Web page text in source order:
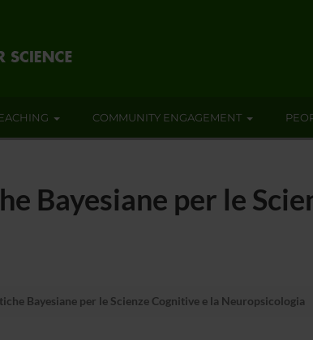
COMMUNITY ENGAGEMENT
Bayesiane per le
Bayesiane per le Scienze Cognitive e la Neuropsicologia